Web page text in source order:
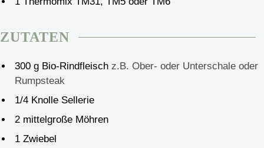
ZUTATEN
300 g Bio-Rindfleisch z.B. Ober- oder Unterschale oder
Rumpsteak
1/4 Knolle Sellerie
2 mittelgroße Möhren
1 Zwiebel